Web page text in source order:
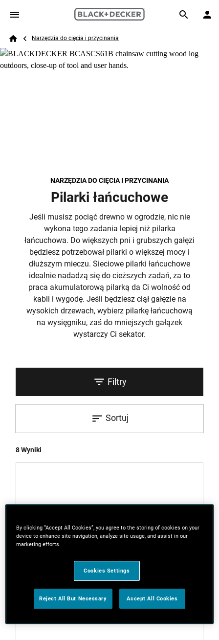
Skip to main content
Search
Breadcrumb
Narzędzia do cięcia i przycinania
NARZĘDZIA DO CIĘCIA I PRZYCINANIA
Pilarki łańcuchowe
Jeśli musisz pociąć drewno w ogrodzie, nic nie
wykona tego zadania lepiej niż pilarka
łańcuchowa. Do większych pni i grubszych gałęzi
będziesz potrzebował pilarki o większej mocy i
dłuższym mieczu. Sieciowe pilarki łańcuchowe
idealnie nadadzą się do cieższych zadań, za to
praca akumulatorową pilarką da Ci wolność od
kabli i wygodę. Jeśli będziesz ciął gałęzie na
wysokich drzewach, wybierz pilarkę łańcuchową
na wysięgniku, zaś do mniejszych gałązek
wystarczy Ci sekator.
Filtry
8 Wyniki
Sortuj
By clicking “Accept All Cookies”, you agree to the storing of cookies on your
device to enhance site navigation, analyze site usage, and assist in our
marketing efforts.
Cookies Settings
Reject All But Necessary Accept All Cookies